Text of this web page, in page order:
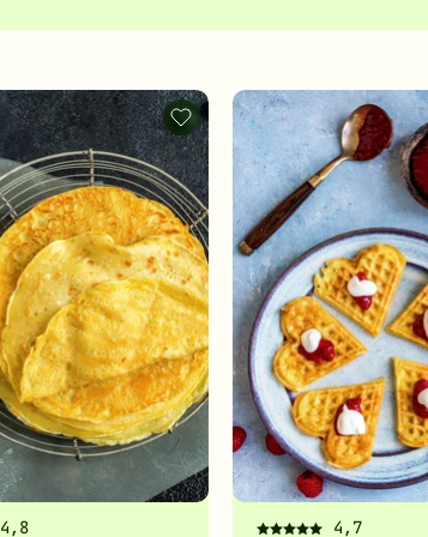
4,8
Pannekaker
-
legg
til
favoritter
4,7